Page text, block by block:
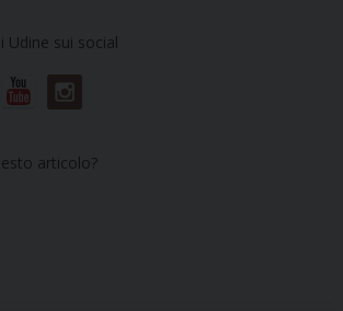
Udine sui social
articolo?